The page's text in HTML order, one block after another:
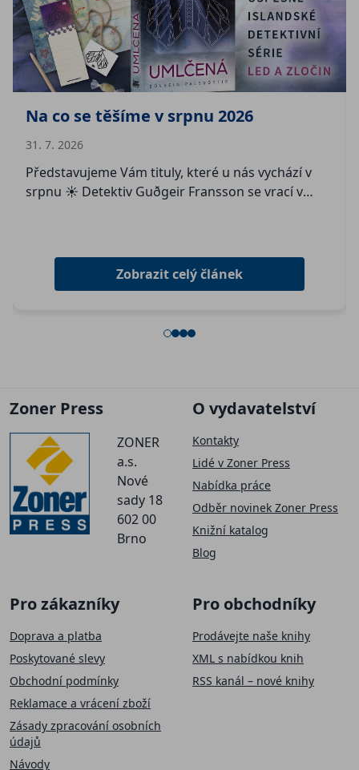
Na co se těšíme v srpnu 2026
31. 7. 2026
Představujeme Vám tituly, které u nás vychází v
srpnu ☀️ Detektiv Guðgeir Fransson se vrací v
Zobrazit celý článek
1234
Zoner Press
ZONER
a.s.
Nové
sady 18
602 00
Brno
O vydavatelství
Kontakty
Lidé v Zoner Press
Nabídka práce
Odběr novinek Zoner Press
Knižní katalog
Blog
Pro zákazníky
Doprava a platba
Poskytované slevy
Obchodní podmínky
Reklamace a vrácení zboží
Zásady zpracování osobních
údajů
Návody
Pro obchodníky
Prodávejte naše knihy
XML s nabídkou knih
RSS kanál – nové knihy